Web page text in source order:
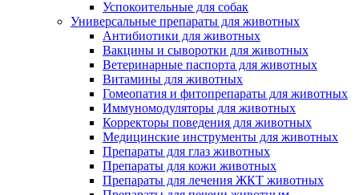
Успокоительные для собак
Универсальные препараты для животных
Антибиотики для животных
Вакцины и сыворотки для животных
Ветеринарные паспорта для животных
Витамины для животных
Гомеопатия и фитопрепараты для животных
Иммуномодуляторы для животных
Корректоры поведения для животных
Медицинские инструменты для животных
Препараты для глаз животных
Препараты для кожи животных
Препараты для лечения ЖКТ животных